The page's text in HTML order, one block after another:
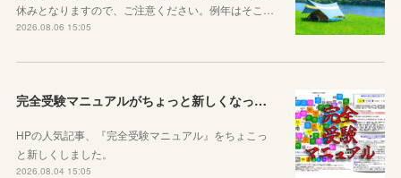
休みとなりますので、ご注意ください。例年はそこ…
2026.08.06 15:05
完全受験マニュアルがちょっと新しくなったよ！
HPの人気記事、『完全受験マニュアル』をちょこっ
と新しくしました。
2026.08.04 15:05